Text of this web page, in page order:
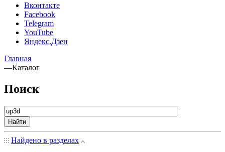
Вконтакте
Facebook
Telegram
YouTube
Яндекс.Дзен
Главная
—Каталог
Поиск
Найти
Найдено в разделах